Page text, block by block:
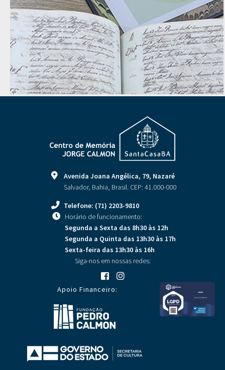
Avenida Joana Angélica, 79, Nazaré
Salvador, Bahia, Brasil. CEP: 41.000-000
Telefone: (71) 2203-9810
Horário de funcionamento:
Segunda a Sexta das 8h30 às 12h
Segunda a Quinta das 13h30 às 17h
Sexta-feira das 13h30 às 16h
Siga-nos em nossas redes:
Apoio Financeiro: